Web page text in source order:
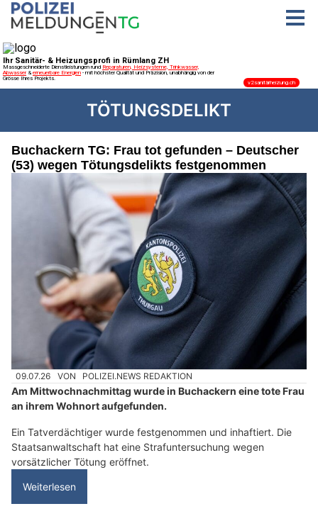
TÖTUNGSDELIKT
Buchackern TG: Frau tot gefunden – Deutscher
(53) wegen Tötungsdelikts festgenommen
09.07.26 VON POLIZEI.NEWS REDAKTION
Am Mittwochnachmittag wurde in Buchackern eine tote Frau
an ihrem Wohnort aufgefunden.
Ein Tatverdächtiger wurde festgenommen und inhaftiert. Die
Staatsanwaltschaft hat eine Strafuntersuchung wegen
vorsätzlicher Tötung eröffnet.
Weiterlesen